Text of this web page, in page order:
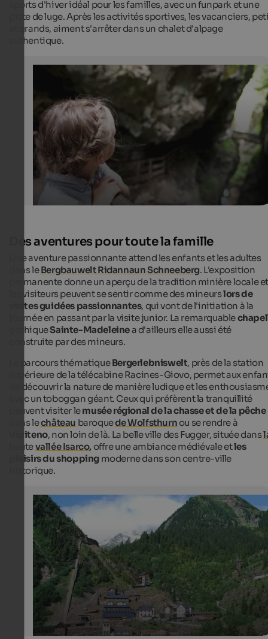
Gilfenklamm/Gola di Stanghe
Amazing waterfalls of Gilfenklamm/Gola di Stanghe
Tourismusverein Ratschings
sports d'hiver idéal pour les familles, avec un funpark et une
piste de luge. Après les activités sportives, les vacanciers,
et grands, aiment s'arrêter dans un chalet d'alpage
authentique.
Ridnaun Schneeberg Mine
Once, the Schneeberg Mine was the highest and
of silver, lead and zinc in Europe. Today, you will look
a mining museum, an educational trail as well as show
that you can visit during a tour with the mine train.
Landesmuseum Bergbau
Des aventures pour toute la famille
Une aventure passionnante attend les enfants et les adultes
dans leBergbauwelt Ridannaun Schneeberg. L'exposition
permanente donne un aperçu de la tradition minière locale
les visiteurs peuvent se sentir comme des mineurslors de
visites guidées passionnantes, qui vont de l'initiation à la
journée en passant par la visite junior. La remarquable
gothiqueSainte-Madeleinea d'ailleurs elle aussi été
construite par des mineurs.
Le parcours thématiqueBergerlebniswelt, près de la station
supérieure de la télécabine Racines-Giovo, permet aux
de découvrir la nature de manière ludique et les
avec un toboggan géant. Ceux qui préfèrent la tranquillité
peuvent visiter lemusée régional de la chasse et de la pêche
dans lechâteau baroquede Wolfsthurn ou se rendre à
Vipiteno, non loin de là. La belle ville des Fugger, située dans
hautevallée Isarco, offre une ambiance médiévale etles
plaisirs du shopping moderne dans son centre-ville
historique.